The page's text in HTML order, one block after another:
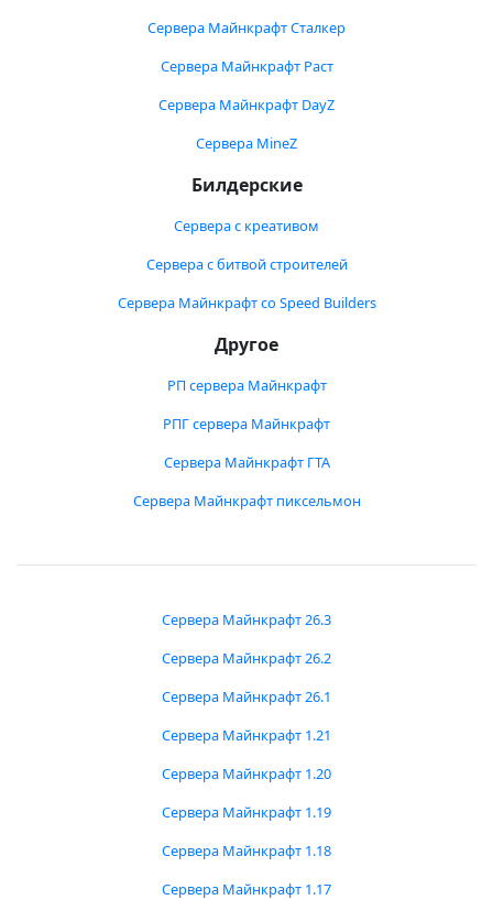
Сервера Майнкрафт Сталкер
Сервера Майнкрафт Раст
Сервера Майнкрафт DayZ
Сервера MineZ
Билдерские
Сервера с креативом
Сервера с битвой строителей
Сервера Майнкрафт со Speed Builders
Другое
РП сервера Майнкрафт
РПГ сервера Майнкрафт
Сервера Майнкрафт ГТА
Сервера Майнкрафт пиксельмон
Сервера Майнкрафт 26.3
Сервера Майнкрафт 26.2
Сервера Майнкрафт 26.1
Сервера Майнкрафт 1.21
Сервера Майнкрафт 1.20
Сервера Майнкрафт 1.19
Сервера Майнкрафт 1.18
Сервера Майнкрафт 1.17